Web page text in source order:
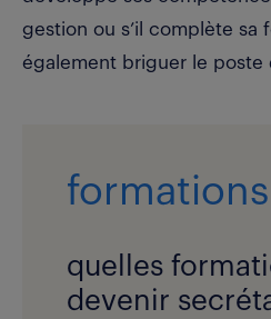
gestion ou s’il complète sa
également briguer le poste
formations
quelles
devenir